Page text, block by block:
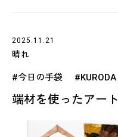
2025.11.21
晴れ
#今日の手袋 #KURODA
端材を使ったアート